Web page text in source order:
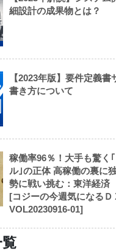
細設計の成果物とは？
【2023年版】要件定義書
書き方について
稼働率96％！大手も驚く
ル｣の正体 高稼働の裏に
勢に戦い挑む：東洋経済
[コジーの今週気になるＤ
VOL20230916-01]